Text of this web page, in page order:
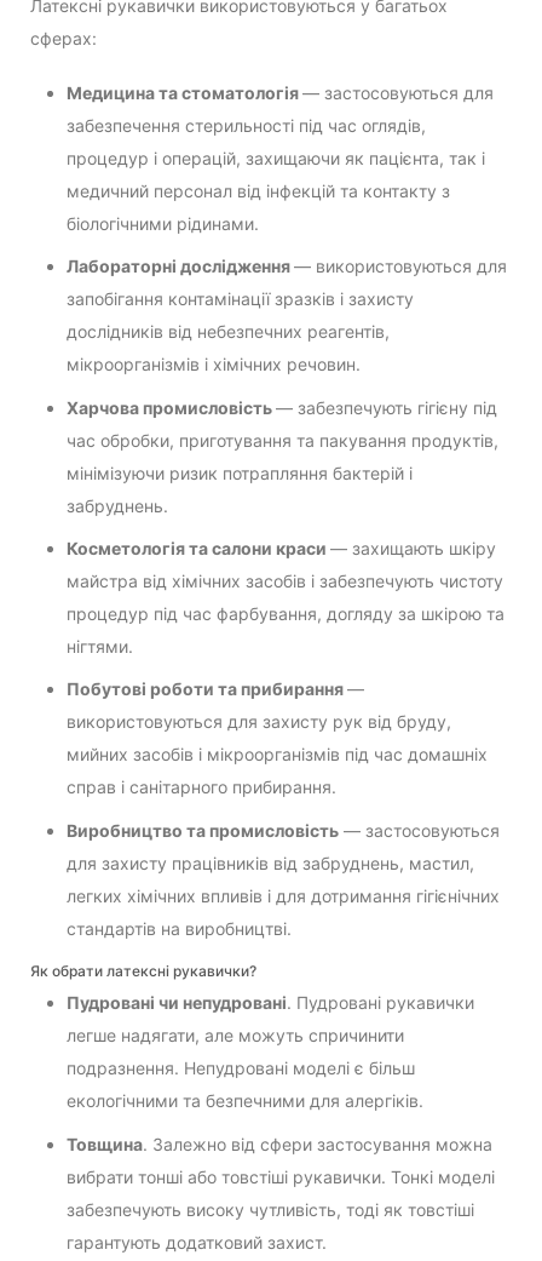
Латексні рукавички використовуються у багатьох
сферах:
Медицина та стоматологія— застосовуються для
забезпечення стерильності під час оглядів,
процедур і операцій, захищаючи як пацієнта, так і
медичний персонал від інфекцій та контакту з
біологічними рідинами.
Лабораторні дослідження— використовуються для
запобігання контамінації зразків і захисту
дослідників від небезпечних реагентів,
мікроорганізмів і хімічних речовин.
Харчова промисловість— забезпечують гігієну під
час обробки, приготування та пакування продуктів,
мінімізуючи ризик потрапляння бактерій і
забруднень.
Косметологія та салони краси — захищають шкіру
майстра від хімічних засобів і забезпечують чистоту
процедур під час фарбування, догляду за шкірою та
нігтями.
Побутові роботи та прибирання—
використовуються для захисту рук від бруду,
мийних засобів і мікроорганізмів під час домашніх
справ і санітарного прибирання.
Виробництво та промисловість — застосовуються
для захисту працівників від забруднень, мастил,
легких хімічних впливів і для дотримання гігієнічних
стандартів на виробництві.
Як обрати латексні рукавички?
Пудровані чи непудровані. Пудровані рукавички
легше надягати, але можуть спричинити
подразнення. Непудровані моделі є більш
екологічними та безпечними для алергіків.
Товщина. Залежно від сфери застосування можна
вибрати тонші або товстіші рукавички. Тонкі моделі
забезпечують високу чутливість, тоді як товстіші
гарантують додатковий захист.